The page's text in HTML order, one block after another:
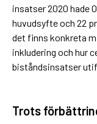
insatser 2020 hade
huvudsyfte och 22
det finns konkreta
inkludering och hur
biståndsinsatser
Trots